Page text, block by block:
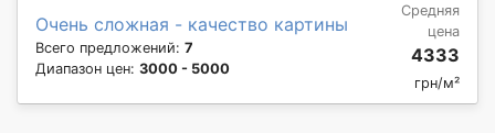
Очень сложная - качество картины
Всего предложений: 7
Диапазон цен: 3000 - 5000
Средняя
цена
4333
грн/м²